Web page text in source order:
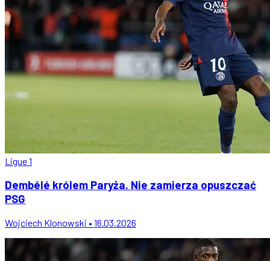
Ligue 1
Dembélé królem Paryża. Nie zamierza opuszczać
PSG
Wojciech Klonowski • 16.03.2026